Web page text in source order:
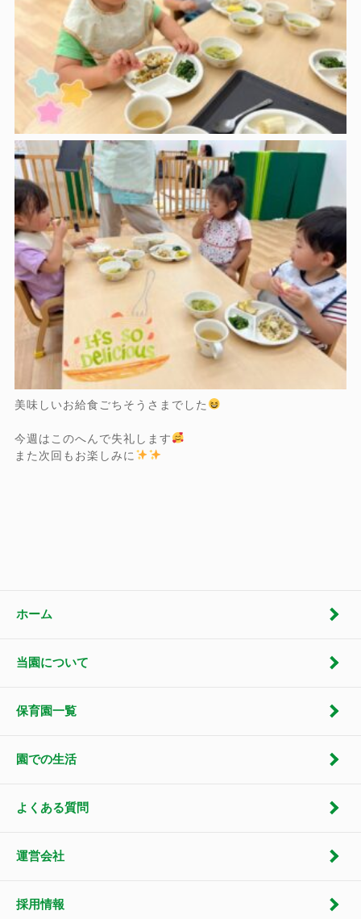
美味しいお給食ごちそうさまでした
今週はこのへんで失礼します
また次回もお楽しみに
ホーム
当園について
保育園一覧
園での生活
よくある質問
運営会社
採用情報